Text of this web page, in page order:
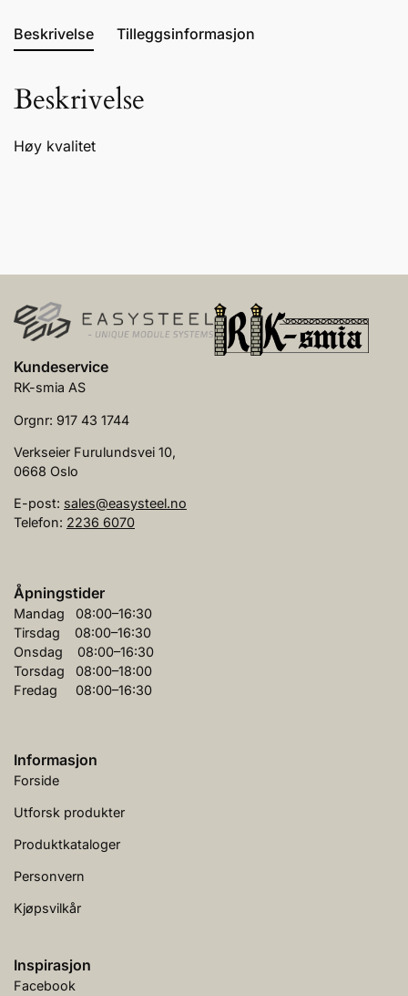
Beskrivelse Tilleggsinformasjon
Beskrivelse
Høy kvalitet
Kundeservice
RK-smia AS
Orgnr: 917 43 1744
Verkseier Furulundsvei 10,
0668 Oslo
E-post: sales@easysteel.no
Telefon: 2236 6070
Åpningstider
Mandag 08:00–16:30
Tirsdag 08:00–16:30
Onsdag 08:00–16:30
Torsdag 08:00–18:00
Fredag 08:00–16:30
Informasjon
Forside
Utforsk produkter
Produktkataloger
Personvern
Kjøpsvilkår
Inspirasjon
Facebook